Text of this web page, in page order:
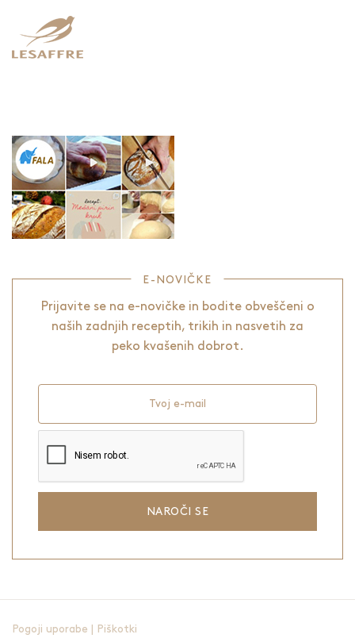
E-NOVIČKE
Prijavite se na e-novičke in bodite obveščeni o
naših zadnjih receptih, trikih in nasvetih za
peko kvašenih dobrot.
Tvoj e-mail
NAROČI SE
Pogoji uporabe Piškotki